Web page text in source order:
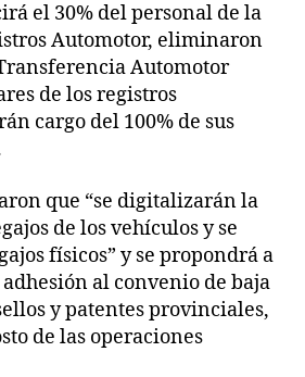
el 30% del personal de la
Automotor, eliminaron
Automotor
de los registros
cargo del 100% de sus
que “se digitalizarán la
de los vehículos y se
físicos” y se propondrá a
al convenio de baja
y patentes provinciales,
de las operaciones